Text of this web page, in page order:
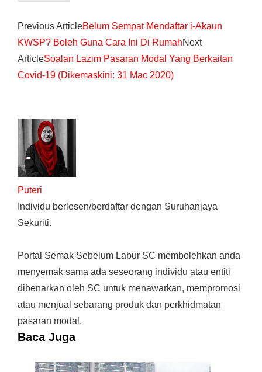
Previous ArticleBelum Sempat Mendaftar i-Akaun
KWSP? Boleh Guna Cara Ini Di RumahNext
ArticleSoalan Lazim Pasaran Modal Yang Berkaitan
Covid-19 (Dikemaskini: 31 Mac 2020)
Puteri
Individu berlesen/berdaftar dengan Suruhanjaya
Sekuriti.
Portal Semak Sebelum Labur SC membolehkan anda
menyemak sama ada seseorang individu atau entiti
dibenarkan oleh SC untuk menawarkan, mempromosi
atau menjual sebarang produk dan perkhidmatan
pasaran modal.
Baca Juga